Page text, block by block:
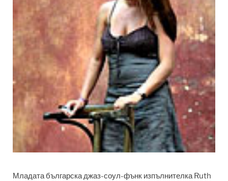
Младата българска джаз-соул-фънк изпълнителка Ruth